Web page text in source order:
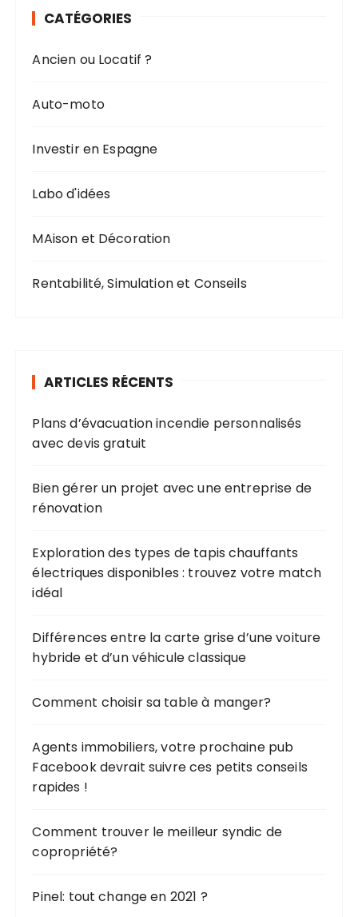
CATÉGORIES
Ancien ou Locatif ?
Auto-moto
Investir en Espagne
Labo d'idées
MAison et Décoration
Rentabilité, Simulation et Conseils
ARTICLES RÉCENTS
Plans d’évacuation incendie personnalisés
avec devis gratuit
Bien gérer un projet avec une entreprise de
rénovation
Exploration des types de tapis chauffants
électriques disponibles : trouvez votre match
idéal
Différences entre la carte grise d’une voiture
hybride et d’un véhicule classique
Comment choisir sa table à manger?
Agents immobiliers, votre prochaine pub
Facebook devrait suivre ces petits conseils
rapides !
Comment trouver le meilleur syndic de
copropriété?
Pinel: tout change en 2021 ?